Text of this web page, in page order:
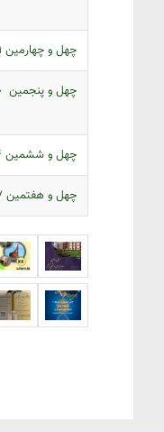
چهل و چهارمین ‎ ۱۹ـ‍۲۳‎ اردیبهشت ۱۴۰‎۱‎
چهل و پنجمین ‎۲۷ -۳۰‎ تیر ‎۱۴۰۲‎‎
چهل و ششمین ۱۴-۱۱ اردیبهشت ‎۱۴۰۴‎
چهل و هفتمین ۲۷-۳۰ مرداد ‎۱۴۰۴‎